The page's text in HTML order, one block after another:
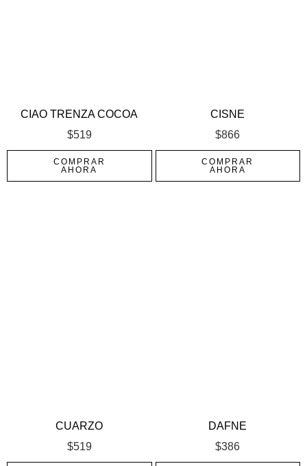
CIAO TRENZA COCOA
$519
COMPRAR
AHORA
CISNE
$866
COMPRAR
AHORA
CUARZO
$519
DAFNE
$386